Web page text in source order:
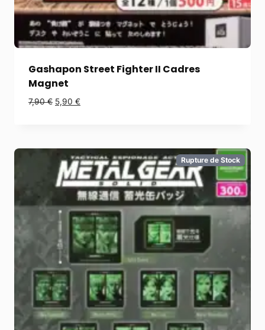
Gashapon Street Fighter II Cadres
Magnet
7,90€ 5,90 €
Rupture de Stock